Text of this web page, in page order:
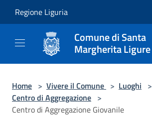
Regione Liguria
Comune di Santa
Margherita Ligure
Home > Vivere il Comune > Luoghi >
Centro di Aggregazione >
Centro di Aggregazione Giovanile